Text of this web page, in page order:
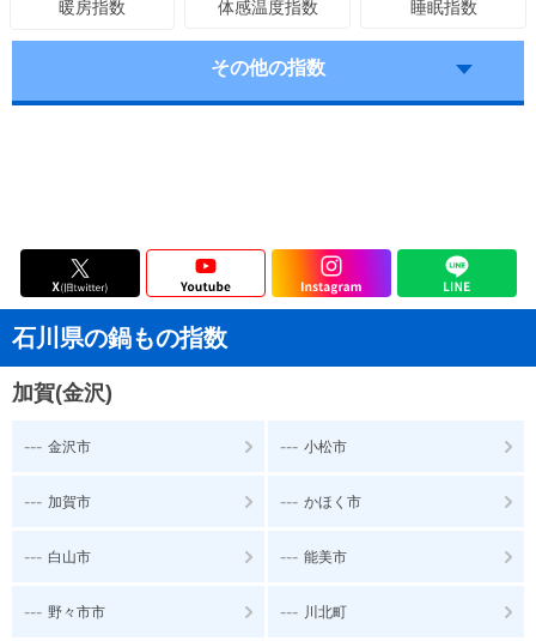
暖房指数 体感温度指数 睡眠指数
その他の指数
石川県の鍋もの指数
加賀(金沢)
--- 金沢市 --- 小松市
--- 加賀市 --- かほく市
--- 白山市 --- 能美市
--- 野々市市 --- 川北町